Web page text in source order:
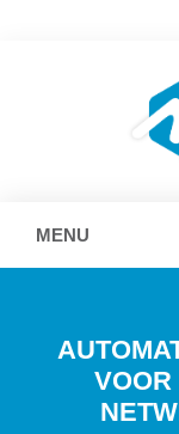
MENU